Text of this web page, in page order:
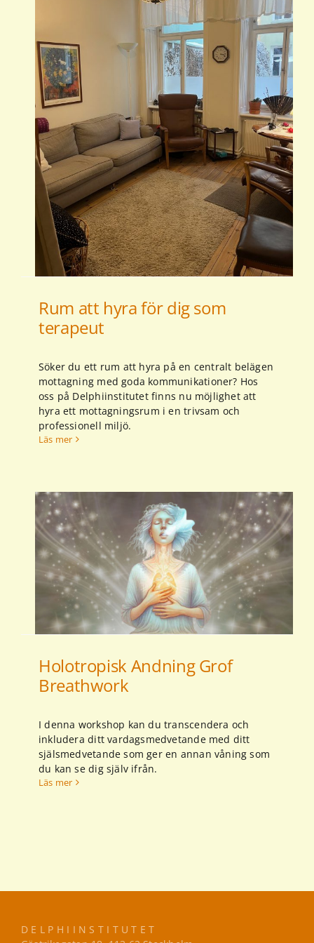
Rum att hyra för dig som
terapeut
Söker du ett rum att hyra på en centralt belägen
mottagning med goda kommunikationer? Hos
oss på Delphiinstitutet finns nu möjlighet att
hyra ett mottagningsrum i en trivsam och
professionell miljö.
Läs mer
Holotropisk Andning Grof
Breathwork
I denna workshop kan du transcendera och
inkludera ditt vardagsmedvetande med ditt
själsmedvetande som ger en annan våning som
du kan se dig själv ifrån.
Läs mer
D E L P H I I N S T I T U T E T